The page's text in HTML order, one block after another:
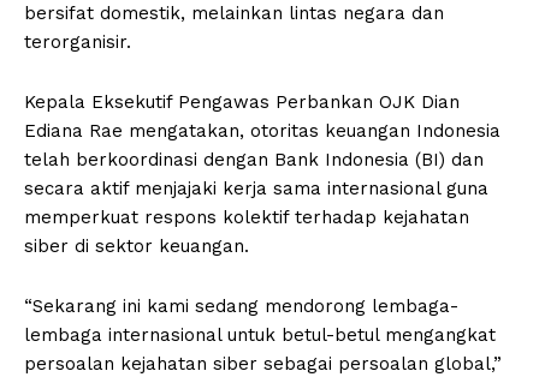
bersifat domestik, melainkan lintas negara dan
terorganisir.
Kepala Eksekutif Pengawas Perbankan OJK Dian
Ediana Rae mengatakan, otoritas keuangan Indonesia
telah berkoordinasi dengan Bank Indonesia (BI) dan
secara aktif menjajaki kerja sama internasional guna
memperkuat respons kolektif terhadap kejahatan
siber di sektor keuangan.
“Sekarang ini kami sedang mendorong lembaga-
lembaga internasional untuk betul-betul mengangkat
persoalan kejahatan siber sebagai persoalan global,”